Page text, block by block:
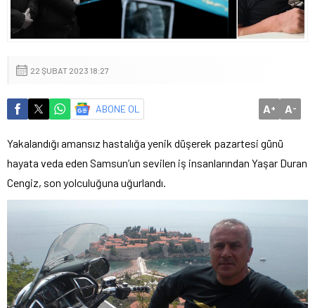
22 ŞUBAT 2023 18:27
ABONE OL A+ A-
Yakalandığı amansız hastalığa yenik düşerek pazartesi günü
hayata veda eden Samsun’un sevilen iş insanlarından Yaşar Duran
Cengiz, son yolculuğuna uğurlandı.